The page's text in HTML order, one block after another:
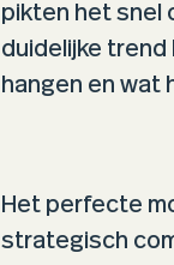
pikten het snel
duidelijke trend
hangen en wat
Het perfecte
strategisch